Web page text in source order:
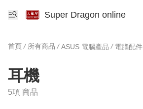
Super Dragon online
首頁 / 所有商品 / ASUS 電腦產品 / 電腦配件
耳機
5項 商品